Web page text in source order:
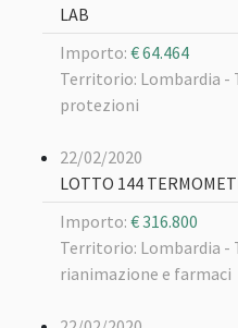
LAB
Importo: € 64.464
Territorio: Lombardia -
protezioni
22/02/2020
LOTTO 144
Importo: € 316.800
Territorio: Lombardia -
rianimazione e farmaci